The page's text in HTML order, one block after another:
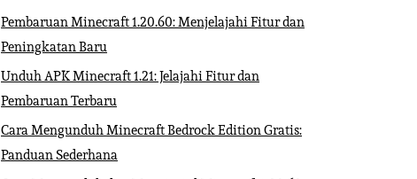
Pembaruan Minecraft 1.20.60: Menjelajahi Fitur dan
Peningkatan Baru
Unduh APK Minecraft 1.21: Jelajahi Fitur dan
Pembaruan Terbaru
Cara Mengunduh Minecraft Bedrock Edition Gratis:
Panduan Sederhana